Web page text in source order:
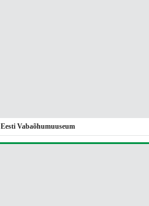
Eesti Vabaõhumuuseum